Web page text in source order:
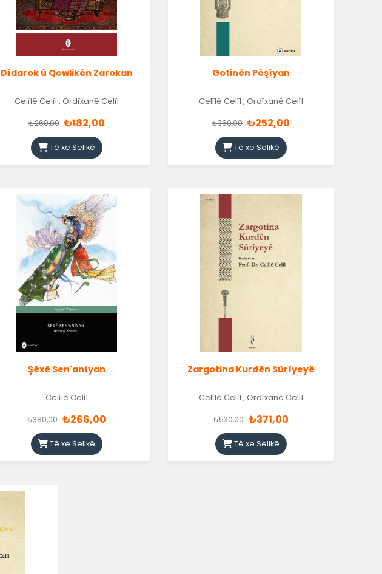
Dîdarok û Qewlikên Zarokan
Celîlê Celîl , Ordîxanê Celîl
₺260,00 ₺182,00
Tê xe Selikê
Gotinên Pêşîyan
Celîlê Celîl , Ordîxanê Celîl
₺360,00 ₺252,00
Tê xe Selikê
Şêxê Sen'anîyan
Celîlê Celîl
₺380,00 ₺266,00
Tê xe Selikê
Zargotina Kurdên Sûrîyeyê
Celîlê Celîl , Ordîxanê Celîl
₺530,00 ₺371,00
Tê xe Selikê